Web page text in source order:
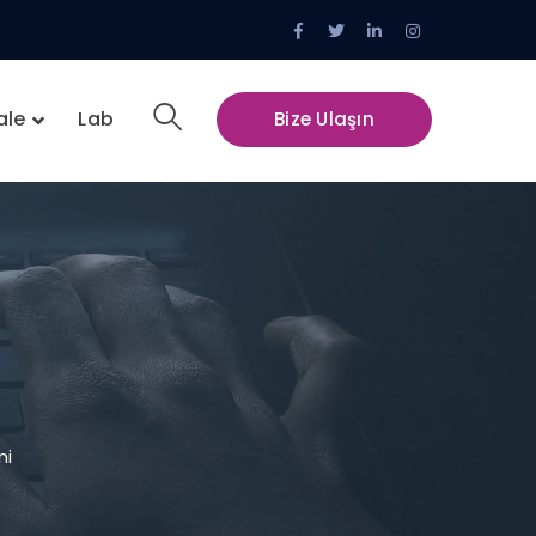
Facebook
Profile
Twitter
Profile
LinkedIn
Profile
Instagram
Profile
Bize Ulaşın
Lab